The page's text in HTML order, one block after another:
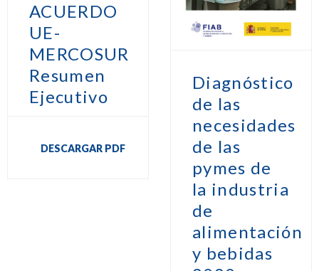
ACUERDO
UE-
MERCOSUR
Resumen
Ejecutivo
DESCARGAR PDF
Diagnóstico
de las
necesidades
de las
pymes de
la industria
de
alimentación
y bebidas